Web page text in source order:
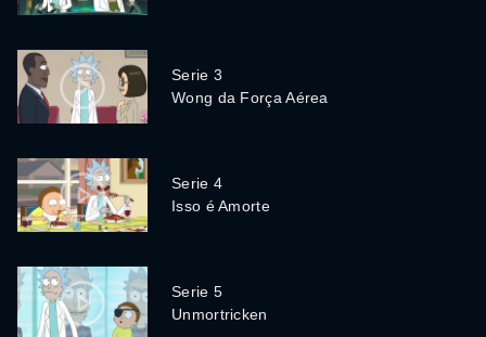
Serie 3
Wong da Força Aérea
Serie 4
Isso é Amorte
Serie 5
Unmortricken